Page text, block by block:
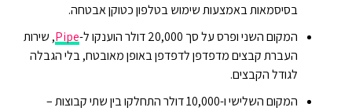
בסיסמאות באמצעות שימוש בטלפון כטוקן אבטחה.
המקום השני ופרס על סך 20,000 דולר הוענקו ל-
Pipe, שירות
העברת קבצים מדפדפן לדפדפן באופן מאובטח, בלי הגבלה
לגודל הקבצים.
המקום השלישי ו-10,000 דולר התחלקו בין שתי קבוצות –